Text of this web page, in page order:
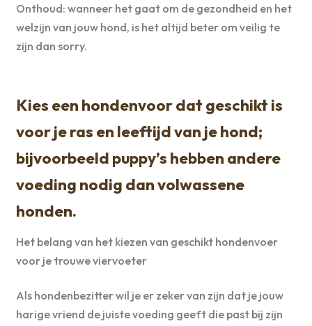
Onthoud: wanneer het gaat om de gezondheid en het
welzijn van jouw hond, is het altijd beter om veilig te
zijn dan sorry.
Kies een hondenvoor dat geschikt is
voor je ras en leeftijd van je hond;
bijvoorbeeld puppy’s hebben andere
voeding nodig dan volwassene
honden.
Het belang van het kiezen van geschikt hondenvoer
voor je trouwe viervoeter
Als hondenbezitter wil je er zeker van zijn dat je jouw
harige vriend de juiste voeding geeft die past bij zijn